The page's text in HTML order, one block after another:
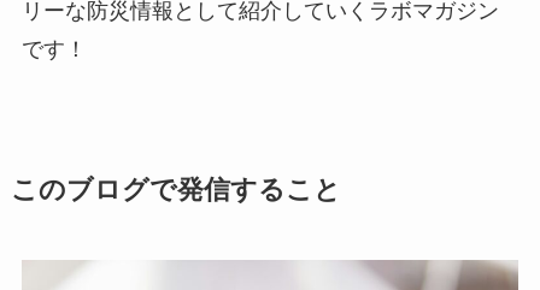
リーな防災情報として紹介していくラボマガジン
です！
このブログで発信するこ と